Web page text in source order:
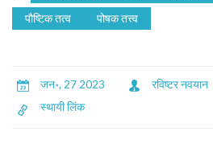
पौष्टिक तत्व
पोषक तत्त्व
जन॰, 27 2023 रविष्टर नवयान
स्थायी लिंक